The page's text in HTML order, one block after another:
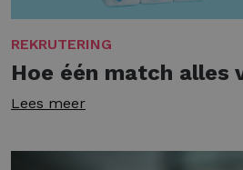
REKRUTERING
Hoe één match alles
Lees meer